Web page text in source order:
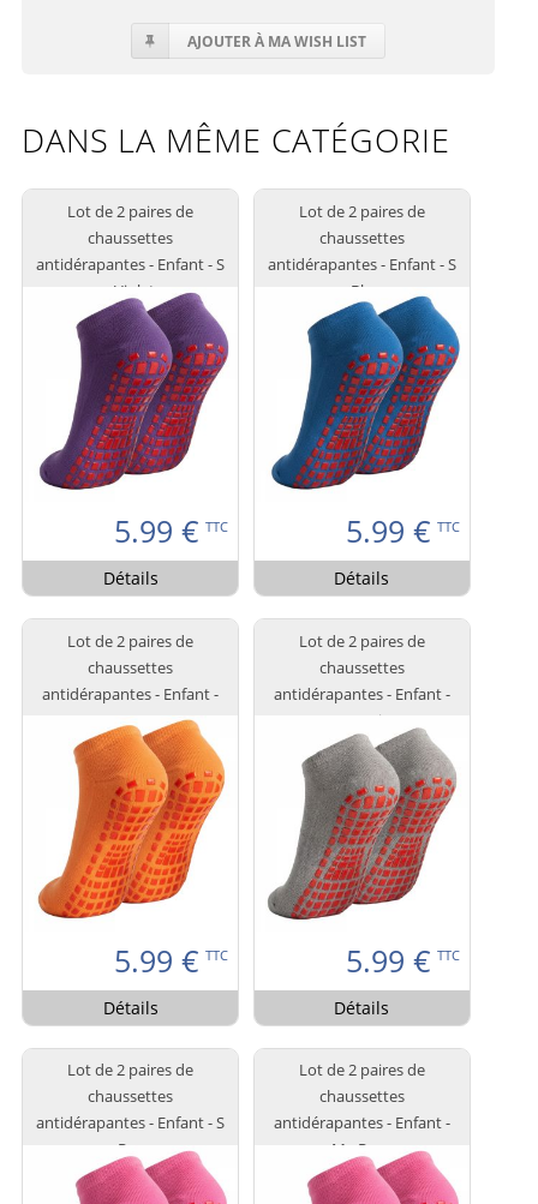
AJOUTER À MA WISH LIST
DANS LA MÊME CATÉGORIE
Lot de 2 paires de
chaussettes
antidérapantes - Enfant - S
- Violet
5.99 € TTC
Détails
Lot de 2 paires de
chaussettes
antidérapantes - Enfant - S
- Bleu
5.99 € TTC
Détails
Lot de 2 paires de
chaussettes
antidérapantes - Enfant -
M - Orange
5.99 € TTC
Détails
Lot de 2 paires de
chaussettes
antidérapantes - Enfant -
M - Gris
5.99 € TTC
Détails
Lot de 2 paires de
chaussettes
antidérapantes - Enfant - S
- Rose
Lot de 2 paires de
chaussettes
antidérapantes - Enfant -
M - Rose